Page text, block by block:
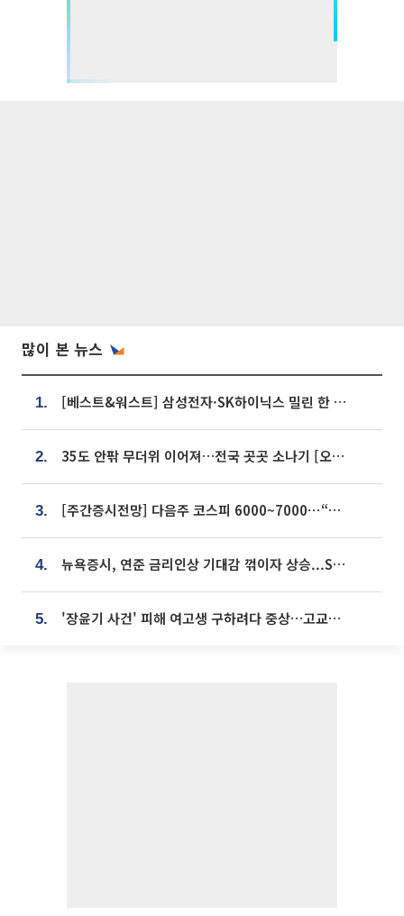
많이 본 뉴스
1. [베스트&워스트] 삼성전자·SK하이닉스 밀린 한 주…상상인증권은 85% 급등
2. 35도 안팎 무더위 이어져…전국 곳곳 소나기 [오늘 날씨]
3. [주간증시전망] 다음주 코스피 6000~7000⋯“外人 수급은 정책이 변수”
4. 뉴욕증시, 연준 금리인상 기대감 꺾이자 상승...S&P500 사상 최고치 [종합]
5. '장윤기 사건' 피해 여고생 구하려다 중상…고교생 의상자 지정